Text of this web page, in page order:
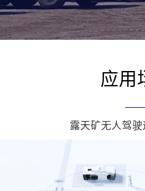
应用
露天矿无人驾